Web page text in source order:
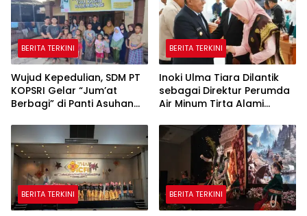
BERITA TERKINI
Wujud Kepedulian, SDM PT
KOPSRI Gelar “Jum’at
Berbagi” di Panti Asuhan
BERITA TERKINI
Inoki Ulma Tiara Dilantik
sebagai Direktur Perumda
Air Minum Tirta Alami
2026–2031
BERITA TERKINI BERITA TERKINI